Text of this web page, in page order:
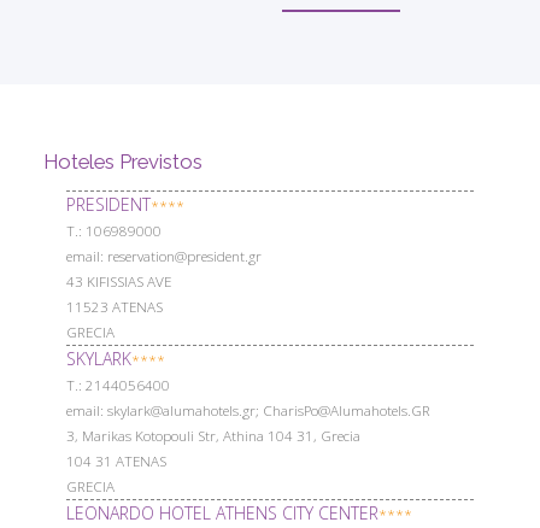
Hoteles Previstos
PRESIDENT****
Т.: 106989000
email: reservation@president.gr
43 KIFISSIAS AVE
11523 ATENAS
GRECIA
SKYLARK****
Т.: 2144056400
email: skylark@alumahotels.gr; CharisPo@Alumahotels.GR
3, Marikas Kotopouli Str, Athina 104 31, Grecia
104 31 ATENAS
GRECIA
LEONARDO HOTEL ATHENS CITY CENTER****